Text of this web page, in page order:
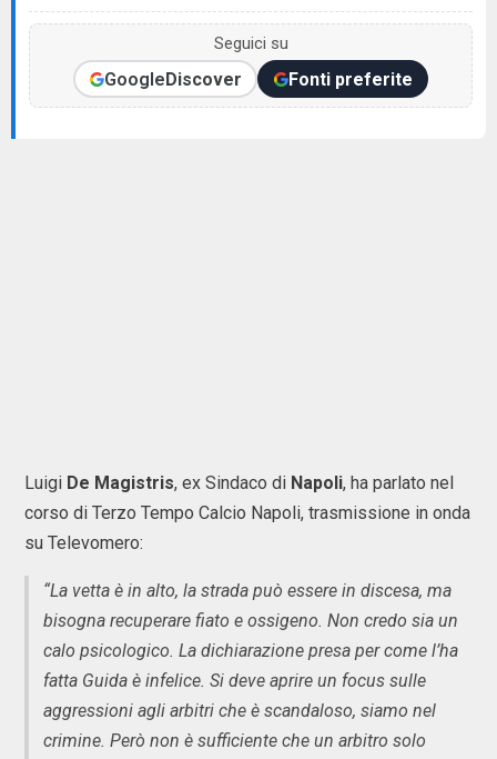
Seguici su
GoogleDiscover Fonti preferite
Luigi De Magistris, ex Sindaco di Napoli, ha parlato nel
corso di Terzo Tempo Calcio Napoli, trasmissione in onda
su Televomero:
“La vetta è in alto, la strada può essere in discesa, ma
bisogna recuperare fiato e ossigeno. Non credo sia un
calo psicologico. La dichiarazione presa per come l’ha
fatta Guida è infelice. Si deve aprire un focus sulle
aggressioni agli arbitri che è scandaloso, siamo nel
crimine. Però non è sufficiente che un arbitro solo